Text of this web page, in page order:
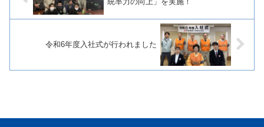
令和6年度入社式が行われました